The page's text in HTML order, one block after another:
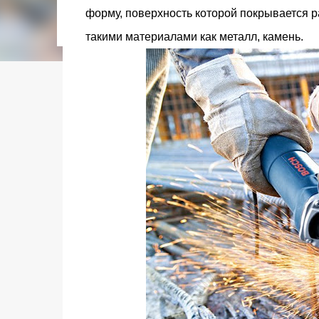
городском конкурсе 2021 года и
качества» от Федерации застройщиков
современный средиземноморский
прошлом участка с принц...
форму, поверхность которой покрывается
такими материалами как металл, камень.